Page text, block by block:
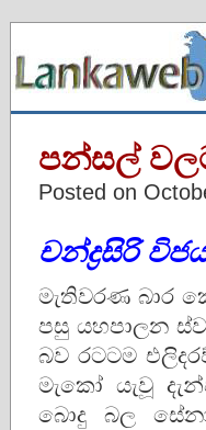
පන්සල්
Posted on
චන්ද්‍රසිරි
මැතිවරණ බාර
පසු යහපාලන
බව රටටම
මැකෝ යැවූ
බොදු බල